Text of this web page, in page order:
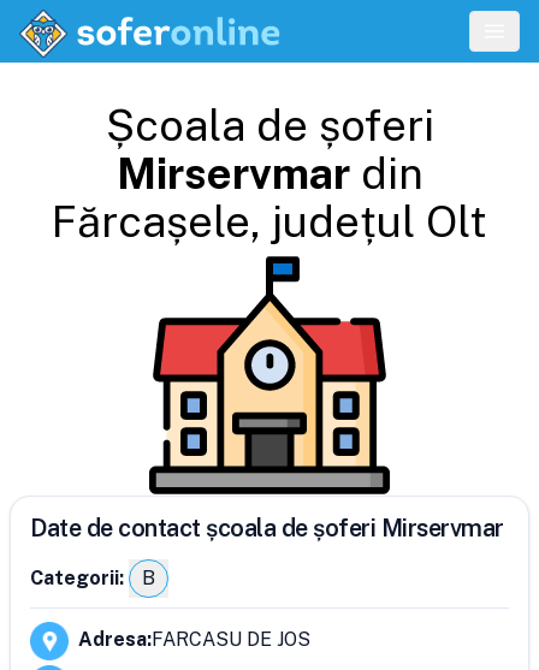
Școala de șoferi
Mirservmardin
Fărcașele, județul Olt
Date de contact școala de șoferi Mirservmar
Categorii: B
Adresa:FARCASU DE JOS